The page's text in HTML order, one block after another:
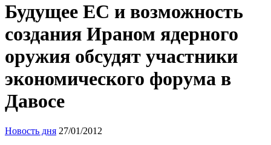
Будущее ЕС и возможность
создания Ираном ядерного
оружия обсудят участники
экономического форума в
Давосе
Новость дня 27/01/2012